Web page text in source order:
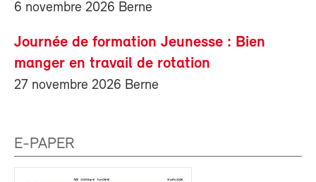
6 novembre 2026 Berne
Journée de formation Jeunesse : Bien
manger en travail de rotation
27 novembre 2026 Berne
E-PAPER